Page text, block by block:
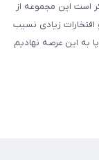
ذکر است این مجموعه از
و افتخارات زیادی نسیب
به این عرصه نهادیم